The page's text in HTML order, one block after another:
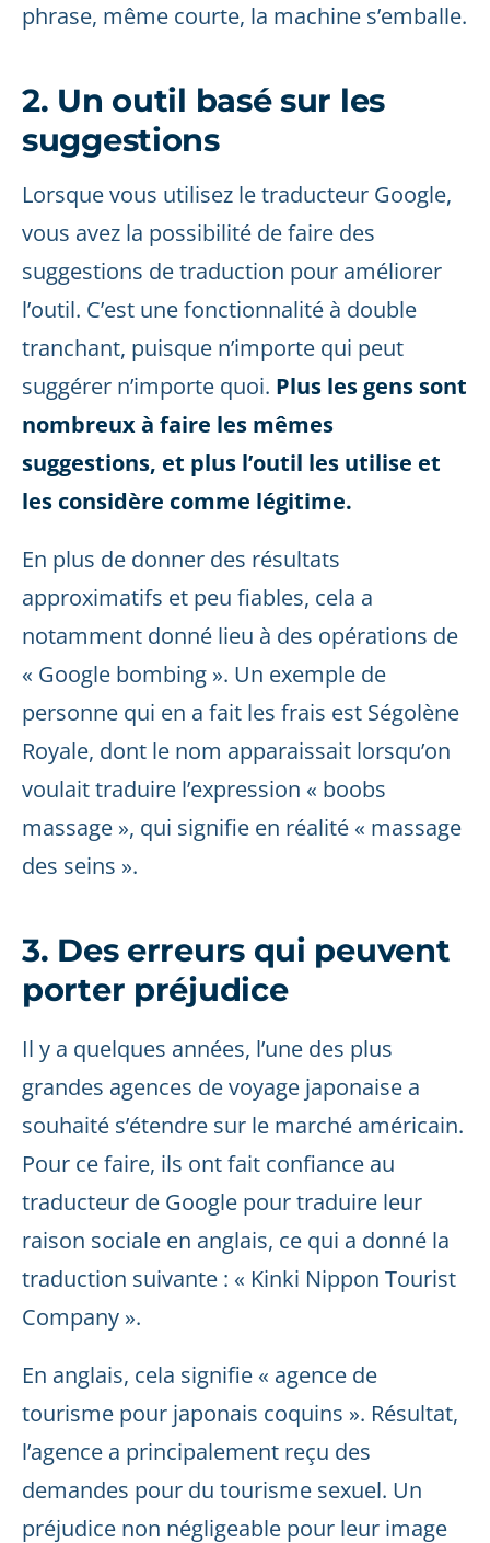
phrase, même courte, la machine s’emballe.
2. Un outil basé sur les
suggestions
Lorsque vous utilisez le traducteur Google,
vous avez la possibilité de faire des
suggestions de traduction pour améliorer
l’outil. C’est une fonctionnalité à double
tranchant, puisque n’importe qui peut
suggérer n’importe quoi. Plus les gens sont
nombreux à faire les mêmes
suggestions, et plus l’outil les utilise et
les considère comme légitime.
En plus de donner des résultats
approximatifs et peu fiables, cela a
notamment donné lieu à des opérations de
« Google bombing ». Un exemple de
personne qui en a fait les frais est Ségolène
Royale, dont le nom apparaissait lorsqu’on
voulait traduire l’expression « boobs
massage », qui signifie en réalité « massage
des seins ».
3. Des erreurs qui peuvent
porter préjudice
Il y a quelques années, l’une des plus
grandes agences de voyage japonaise a
souhaité s’étendre sur le marché américain.
Pour ce faire, ils ont fait confiance au
traducteur de Google pour traduire leur
raison sociale en anglais, ce qui a donné la
traduction suivante : « Kinki Nippon Tourist
Company ».
En anglais, cela signifie « agence de
tourisme pour japonais coquins ». Résultat,
l’agence a principalement reçu des
demandes pour du tourisme sexuel. Un
préjudice non négligeable pour leur image